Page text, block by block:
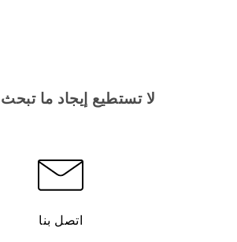
لا تستطيع إيجاد ما
اتصل بنا